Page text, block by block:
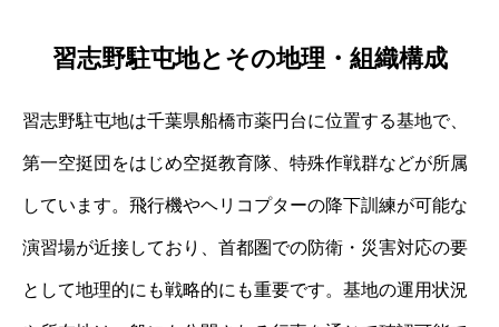
習志野駐屯地とその地理・組織構成
習志野駐屯地は千葉県船橋市薬円台に位置する基地で、
第一空挺団をはじめ空挺教育隊、特殊作戦群などが所属
しています。飛行機やヘリコプターの降下訓練が可能な
演習場が近接しており、首都圏での防衛・災害対応の要
として地理的にも戦略的にも重要です。基地の運用状況